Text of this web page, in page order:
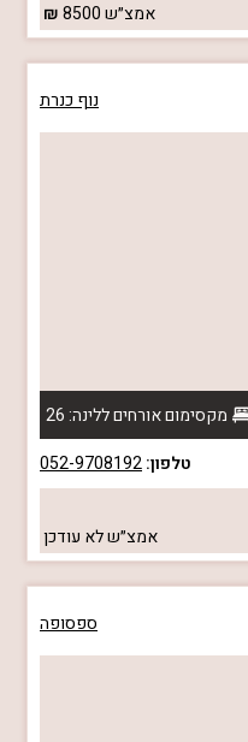
אמצ״ש8500
נוף כנרת
מקסימום אורחים ללינה: 26
טלפון:052-9708192
אמצ״שלא עודכן
ספסופה